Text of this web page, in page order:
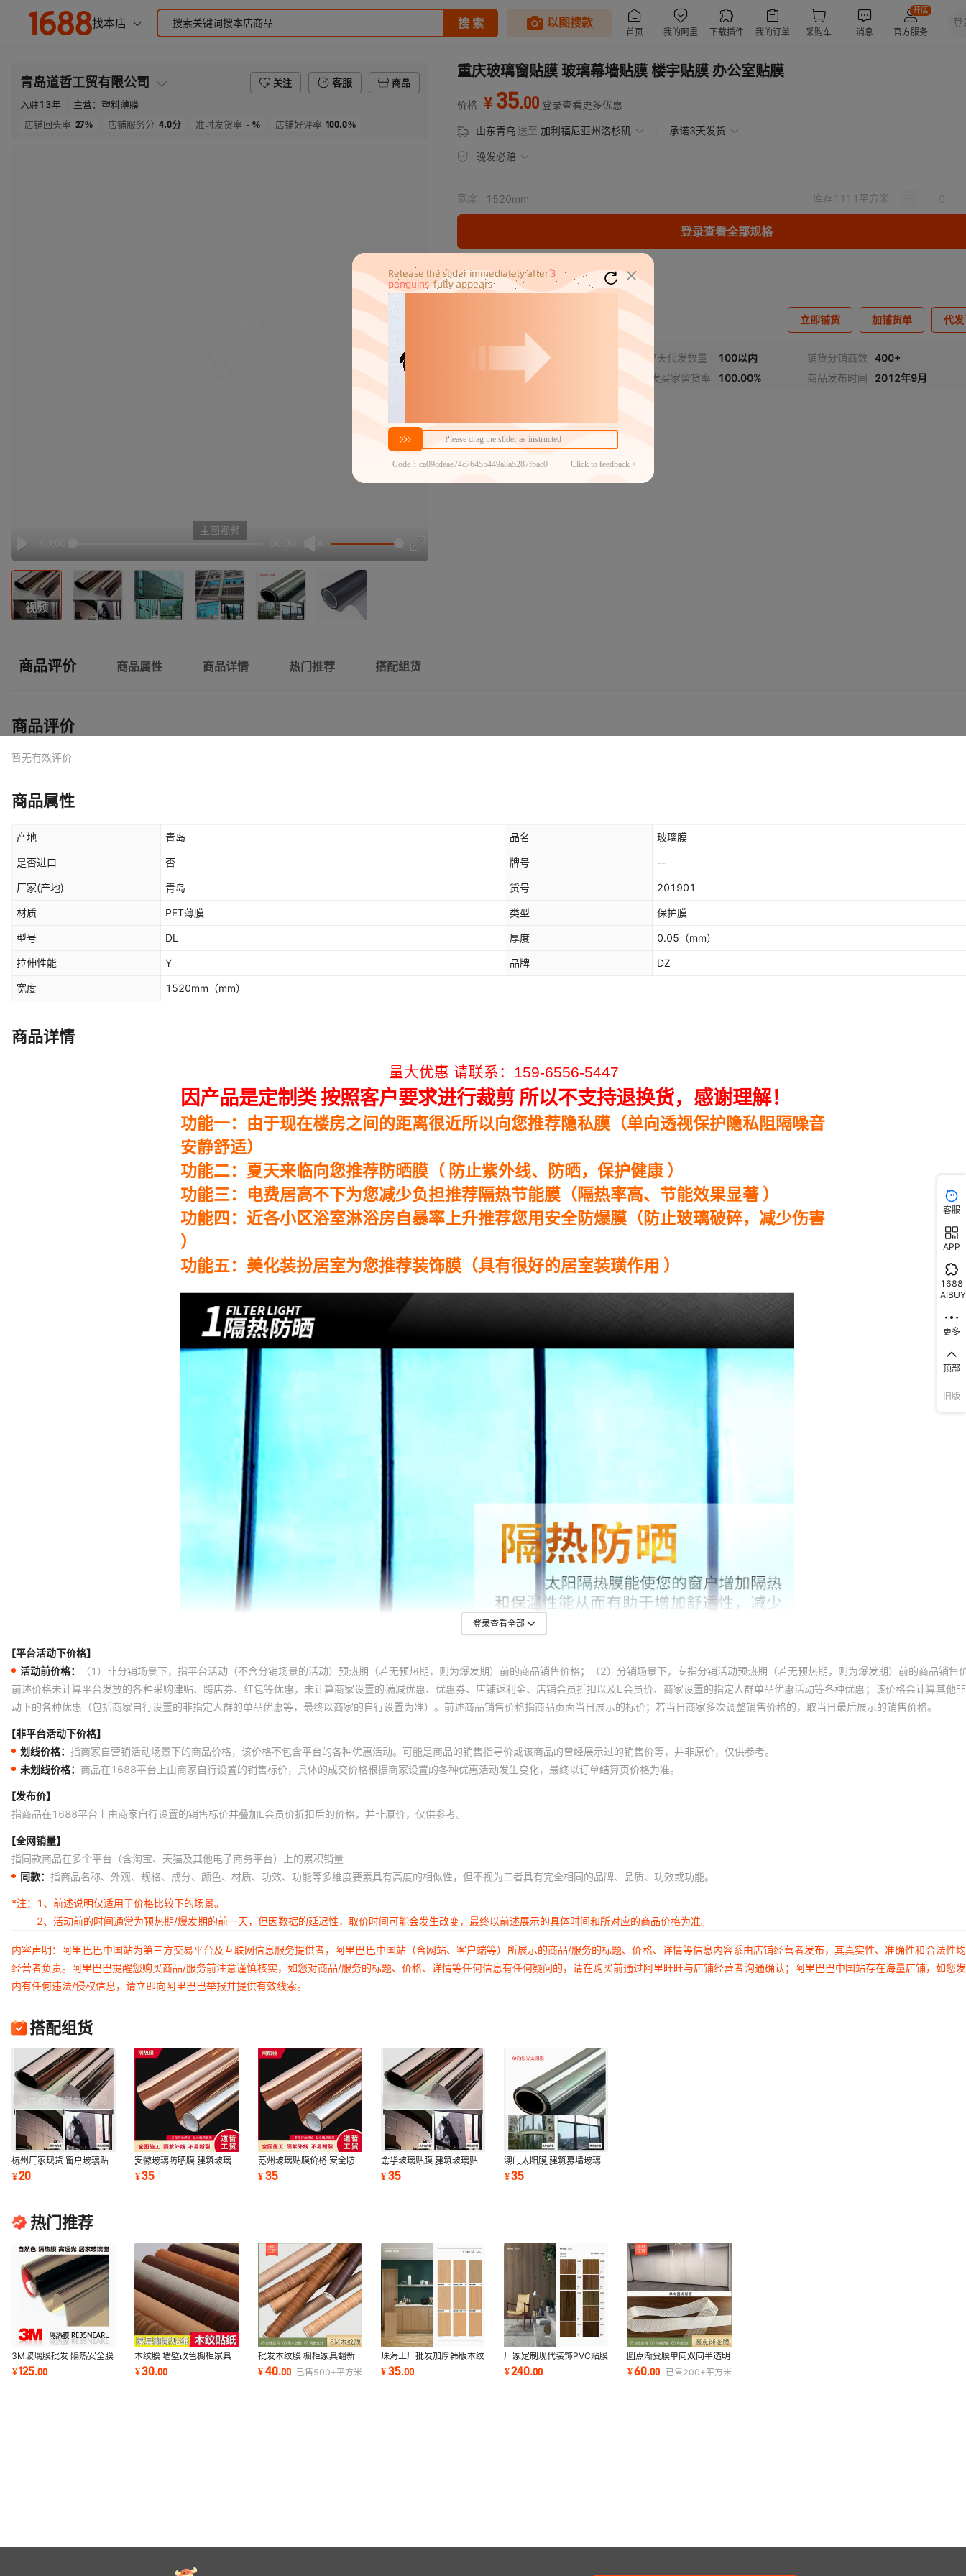
青岛道哲工贸有限公司 关注 客服
商品
入驻13年 主营： 塑料薄膜
店铺回头率 27% 店铺服务分 4.0分 准时发货率 - % 店铺好评率 100.0%
Play
主图视频
视频
重庆玻璃窗贴膜 玻璃幕墙贴膜 楼宇贴膜 办公室贴膜
价格 ¥ 35.00 登录查看更多优惠
山东青岛 送至 加利福尼亚州洛杉矶 承诺3天发货
晚发必赔
宽度 1520mm 库存1111 平方米
登录查看全部规格
分销代发
立即铺货 加铺货单 代
近7天代发数量 100以内 铺货分销商数
400+
代发品质达标率
代发买家留货率 100.00% 商品发布时间 2012年9月
商品评价 商品属性 商品详情 热门推荐 搭配组货
商品评价
暂无有效评价
商品属性
产地 青岛 品名 玻璃膜
是否进口 否 牌号 --
厂家(产地) 青岛 货号 201901
材质 PET薄膜 类型 保护膜
型号 DL 厚度 0.05 （mm）
拉伸性能 Y 品牌 DZ
宽度 1520mm （mm）
商品详情
登录查看全部
【平台活动下价格】
活动前价格：
（1）非分销场景下，指平台活动（不含分销场景的活动）预热期（若无预热期，则为爆发期）前的商品销售价格；（2）分销场景下，专指分销活动预热期（若无预热期，则为爆发期）前的商品销售
前述价格未计算平台发放的各种采购津贴、跨店券、红包等优惠，未计算商家设置的满减优惠、优惠券、店铺返利金、店铺会员折扣以及L会员价、商家设置的指定人群单品优惠活动等各种优惠；该价格会计算其他
动下的各种优惠（包括商家自行设置的非指定人群的单品优惠等，最终以商家的自行设置为准）。前述商品销售价格指商品页面当日展示的标价；若当日商家多次调整销售价格的，取当日最后展示的销售价格。
【非平台活动下价格】
划线价格： 指商家自营销活动场景下的商品价格，该价格不包含平台的各种优惠活动。可能是商品的销售指导价或该商品的曾经展示过的销售价等，并非原价，仅供参考。
未划线价格： 商品在1688平台上由商家自行设置的销售标价，具体的成交价格根据商家设置的各种优惠活动发生变化，最终以订单结算页价格为准。
【发布价】
指商品在1688平台上由商家自行设置的销售标价并叠加L会员价折扣后的价格，并非原价，仅供参考。
【全网销量】
指同款商品在多个平台（含淘宝、天猫及其他电子商务平台）上的累积销量
同款： 指商品名称、外观、规格、成分、颜色、材质、功效、功能等多维度要素具有高度的相似性，但不视为二者具有完全相同的品牌、品质、功效或功能。
*注：
1、前述说明仅适用于价格比较下的场景。
2、活动前的时间通常为预热期/爆发期的前一天，但因数据的延迟性，取价时间可能会发生改变，最终以前述展示的具体时间和所对应的商品价格为准。
内容声明：阿里巴巴中国站为第三方交易平台及互联网信息服务提供者，阿里巴巴中国站（含网站、客户端等）所展示的商品/服务的标题、价格、详情等信息内容系由店铺经营者发布，其真实性、准确性和合法性
经营者负责。阿里巴巴提醒您购买商品/服务前注意谨慎核实，如您对商品/服务的标题、价格、详情等任何信息有任何疑问的，请在购买前通过阿里旺旺与店铺经营者沟通确认；阿里巴巴中国站存在海量店铺，如您
内有任何违法/侵权信息，请立即向阿里巴巴举报并提供有效线索。
搭配组货
杭州厂家现货 窗户玻璃贴
膜 室内玻璃贴膜 供应玻璃
贴膜
¥20
安徽玻璃防晒膜 建筑玻璃
隔热膜 家庭玻璃隔热膜 建
筑隔热膜
¥35
苏州玻璃贴膜价格 安全防
爆膜 办公室贴膜 隔热太阳
膜
¥35
金华玻璃贴膜 建筑玻璃贴
膜 防晒保护膜玻璃安全隔
热膜
¥35
澳门太阳膜 建筑幕墙玻璃
膜 单向透视隔热防晒膜 办
公室玻璃贴膜
¥35
热门推荐
3M玻璃膜批发 隔热安全膜
建筑幕墙玻璃贴膜 质保10
年 隔热防晒膜
¥125.00
木纹膜 墙壁改色橱柜家具
翻新膜 木纹装饰膜PVC柔
饰贴波音软片
¥30.00
批发木纹膜 橱柜家具翻新
膜墙壁改色装饰膜自粘胶柔
饰贴3M木纹膜
¥40.00 已售500+平方米
珠海工厂批发加厚韩版木纹
自粘墙纸翻新壁纸衣柜贴纸
展柜PVC贴膜
¥35.00
厂家定制现代装饰PVC贴膜
加厚防火防水耐磨时尚3M
木纹贴3M木纹膜
¥240.00
圆点渐变膜单向双向半透明
家用办公室隔断磨砂玻璃贴
膜法纱膜贴纸
¥60.00 已售200+平方米
客服
APP
1688
AIBUY
更多
顶部
旧版